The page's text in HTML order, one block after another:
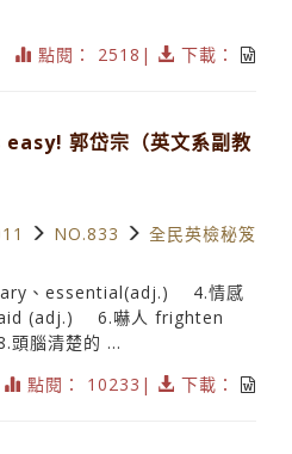
點閱： 2518|
下載：
郭岱宗（英文系副教
NO.833 全民英檢秘笈
、essential(adj.) 4.情感
(adj.) 6.嚇人 frighten
腦清楚的 ...
點閱： 10233|
下載：